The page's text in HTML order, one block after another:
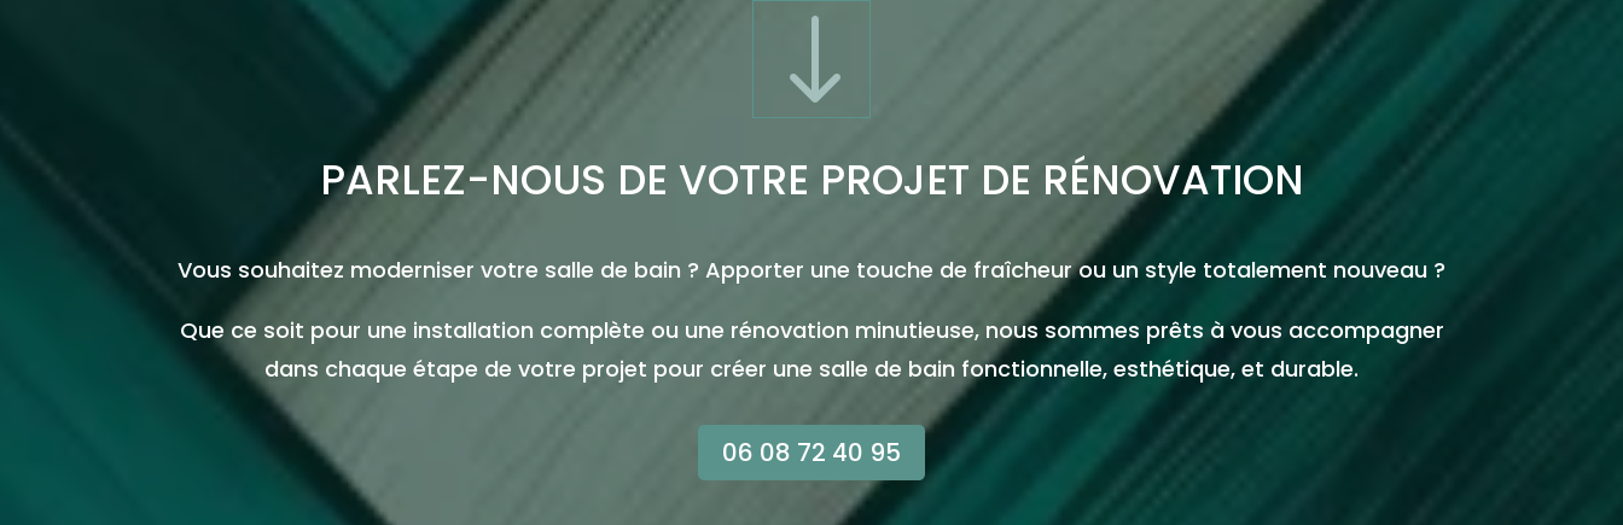
"
PARLEZ-NOUS DE VOTRE PROJET DE RÉNOVATION
Vous souhaitez moderniser votre salle de bain ? Apporter une touche de fraîcheur ou un style totalement nouveau ?
Que ce soit pour une installation complète ou une rénovation minutieuse, nous sommes prêts à vous accompagner
dans chaque étape de votre projet pour créer une salle de bain fonctionnelle, esthétique, et durable.
06 08 72 40 95